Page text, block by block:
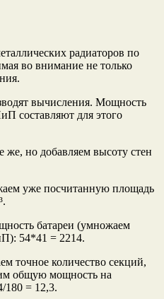
радиаторов по
во внимание не только
вычисления. Мощность
составляют для этого
же, но добавляем высоту стен
уже посчитанную площадь
батареи (умножаем
54*41 = 2214.
точное количество секций,
общую мощность на
180 = 12,3.